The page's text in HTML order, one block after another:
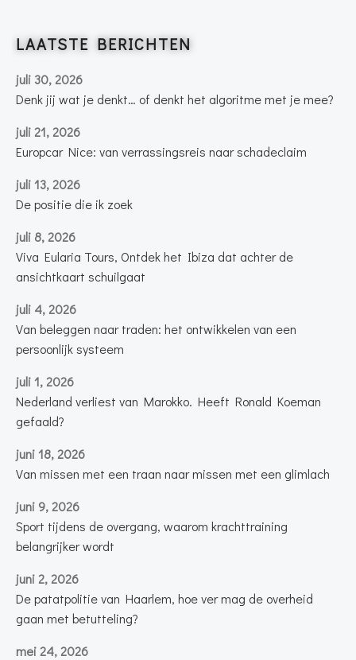
LAATSTE BERICHTEN
juli 30, 2026
Denk jij wat je denkt… of denkt het algoritme met je mee?
juli 21, 2026
Europcar Nice: van verrassingsreis naar schadeclaim
juli 13, 2026
De positie die ik zoek
juli 8, 2026
Viva Eularia Tours, Ontdek het Ibiza dat achter de
ansichtkaart schuilgaat
juli 4, 2026
Van beleggen naar traden: het ontwikkelen van een
persoonlijk systeem
juli 1, 2026
Nederland verliest van Marokko. Heeft Ronald Koeman
gefaald?
juni 18, 2026
Van missen met een traan naar missen met een glimlach
juni 9, 2026
Sport tijdens de overgang, waarom krachttraining
belangrijker wordt
juni 2, 2026
De patatpolitie van Haarlem, hoe ver mag de overheid
gaan met betutteling?
mei 24, 2026